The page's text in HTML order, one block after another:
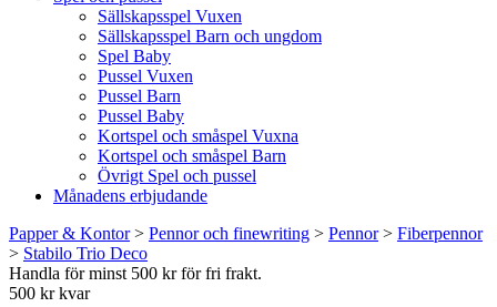
Sällskapsspel Vuxen
Sällskapsspel Barn och ungdom
Spel Baby
Pussel Vuxen
Pussel Barn
Pussel Baby
Kortspel och småspel Vuxna
Kortspel och småspel Barn
Övrigt Spel och pussel
Månadens erbjudande
Papper & Kontor> Pennor och finewriting > Pennor> Fiberpennor
> Stabilo Trio Deco
Handla för minst 500 kr för fri frakt.
500 kr kvar